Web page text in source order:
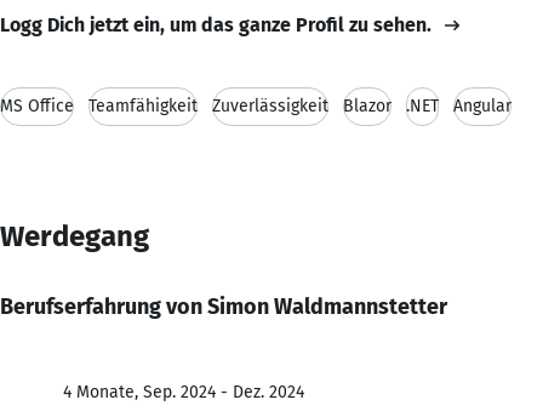
Logg Dich jetzt ein, um das ganze Profil zu sehen.
MS Office Teamfähigkeit Zuverlässigkeit Blazor .NET Angular
Werdegang
Berufserfahrung von Simon Waldmannstetter
4 Monate, Sep. 2024 - Dez. 2024